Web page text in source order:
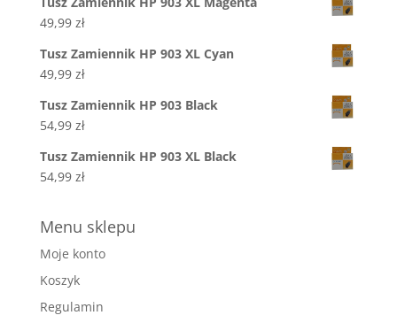
49,99 zł
Tusz Zamiennik HP 903 XL Cyan
49,99 zł
Tusz Zamiennik HP 903 Black
54,99 zł
Tusz Zamiennik HP 903 XL Black
54,99 zł
Menu sklepu
Moje konto
Koszyk
Regulamin